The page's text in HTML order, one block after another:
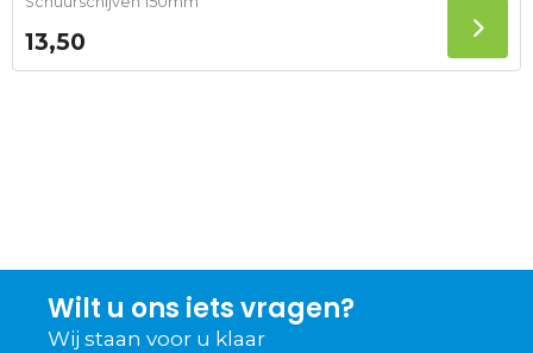
13,50
Wilt u ons iets vragen?
Wij staan voor u klaar